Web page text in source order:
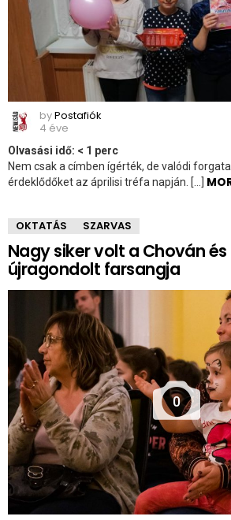
byPostafiók
4 éve
Olvasási idő: < 1 perc
Nem csak a címben ígérték, de valódi
érdeklődőket az áprilisi tréfa napján. […]
OKTATÁS SZARVAS
Nagy siker volt a Chován
újragondolt farsangja
0